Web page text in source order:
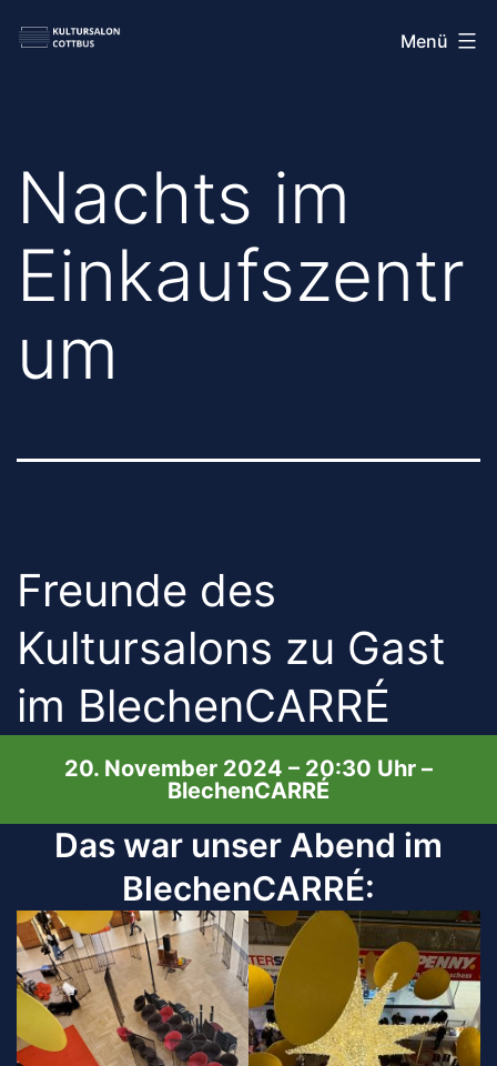
Inhalt
Kultursalon
Menü
Nachts im
Einkaufszentr
um
Freunde des
Kultursalons zu Gast
im BlechenCARRÉ
20. November 2024 – 20:30 Uhr –
BlechenCARRÉ
Das war unser Abend im
BlechenCARRÉ: